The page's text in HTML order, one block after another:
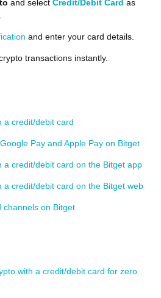
and select Credit/Debit Card as
and enter your card details.
transactions instantly.
a credit/debit card
Pay and Apple Pay on Bitget
a credit/debit card on the Bitget app
a credit/debit card on the Bitget web
channels on Bitget
with a credit/debit card for zero